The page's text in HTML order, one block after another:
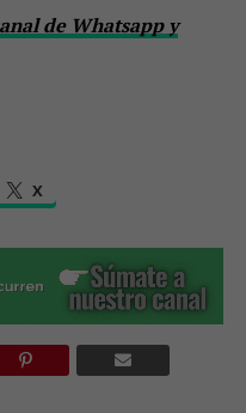
de Whatsapp y
X